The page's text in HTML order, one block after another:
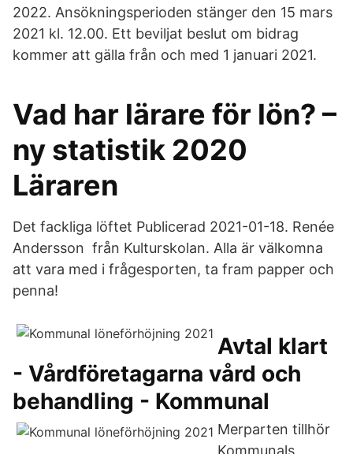
2022. Ansökningsperioden stänger den 15 mars
2021 kl. 12.00. Ett beviljat beslut om bidrag
kommer att gälla från och med 1 januari 2021.
Vad har lärare för lön? –
ny statistik 2020
Läraren
Det fackliga löftet Publicerad 2021-01-18. Renée
Andersson från Kulturskolan. Alla är välkomna
att vara med i frågesporten, ta fram papper och
penna!
Avtal klart
- Vårdföretagarna vård och
behandling - Kommunal
Merparten tillhör
Kommunals